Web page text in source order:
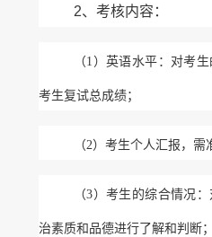
2、考核内容：
（1）英语水平：对考
考生复试总成绩；
（2）考生个人汇报，需
（3）考生的综合情况
治素质和品德进行了解和判断；